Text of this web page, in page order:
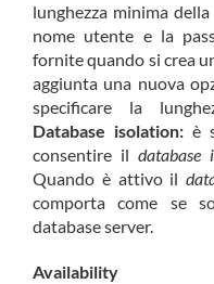
lunghezza minima
nome utente e la
fornite quando si crea
aggiunta una nuova
specificare la
Database isolation: è
consentire il database
Quando è attivo il
comporta come se
database server.
Availability